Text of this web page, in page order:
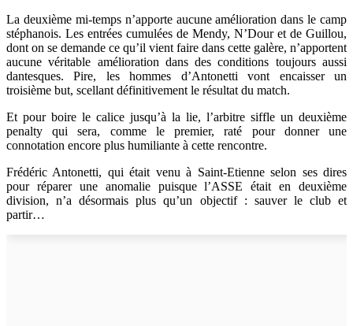
La deuxième mi-temps n’apporte aucune amélioration dans le camp
stéphanois. Les entrées cumulées de Mendy, N’Dour et de Guillou,
dont on se demande ce qu’il vient faire dans cette galère, n’apportent
aucune véritable amélioration dans des conditions toujours aussi
dantesques. Pire, les hommes d’Antonetti vont encaisser un
troisième but, scellant définitivement le résultat du match.
Et pour boire le calice jusqu’à la lie, l’arbitre siffle un deuxième
penalty qui sera, comme le premier, raté pour donner une
connotation encore plus humiliante à cette rencontre.
Frédéric Antonetti, qui était venu à Saint-Etienne selon ses dires
pour réparer une anomalie puisque l’ASSE était en deuxième
division, n’a désormais plus qu’un objectif : sauver le club et
partir…